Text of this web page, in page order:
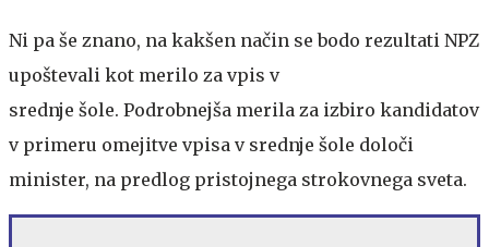
Ni pa še znano, na kakšen način se bodo rezultati NPZ
upoštevali kot merilo za vpis v
srednje šole. Podrobnejša merila za izbiro kandidatov
v primeru omejitve vpisa v srednje šole določi
minister, na predlog pristojnega strokovnega sveta.